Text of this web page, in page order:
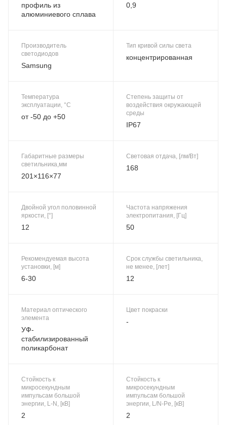
профиль из
алюминиевого сплава
0,9
Производитель
светодиодов
Samsung
Тип кривой силы света
концентрированная
Температура
эксплуатации, °C
от -50 до +50
Степень защиты от
воздействия окружающей
среды
IP67
Габаритные размеры
светильника,мм
201×116×77
Световая отдача, [лм/Вт]
168
Двойной угол половинной
яркости, [°]
12
Частота напряжения
электропитания, [Гц]
50
Рекомендуемая высота
установки, [м]
6-30
Срок службы светильника,
не менее, [лет]
12
Материал оптического
элемента
УФ-
стабилизированный
поликарбонат
Цвет покраски
-
Стойкость к
микросекундным
импульсам большой
энергии, L-N, [кВ]
2
Стойкость к
микросекундным
импульсам большой
энергии, L/N-Pe, [кВ]
2